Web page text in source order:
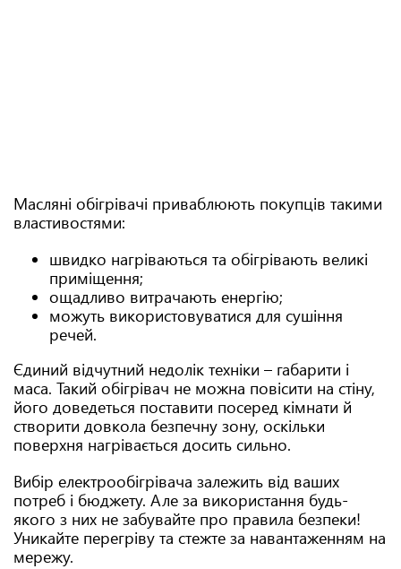
Масляні обігрівачі приваблюють покупців такими
властивостями:
швидко нагріваються та обігрівають великі
приміщення;
ощадливо витрачають енергію;
можуть використовуватися для сушіння
речей.
Єдиний відчутний недолік техніки – габарити і
маса. Такий обігрівач не можна повісити на стіну,
його доведеться поставити посеред кімнати й
створити довкола безпечну зону, оскільки
поверхня нагрівається досить сильно.
Вибір електрообігрівача залежить від ваших
потреб і бюджету. Але за використання будь-
якого з них не забувайте про правила безпеки!
Уникайте перегріву та стежте за навантаженням на
мережу.